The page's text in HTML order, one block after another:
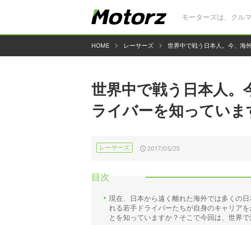
モーターズは、クル
HOME レーサーズ 世界中で戦う日本人。今、海
世界中で戦う日本人。
ライバーを知っていま
レーサーズ 2017/05/25
目次
現在、日本から遠く離れた海外では多くの
れる若手ドライバーたちが自身のキャリア
とを知っていますか？そこで今回は、世界